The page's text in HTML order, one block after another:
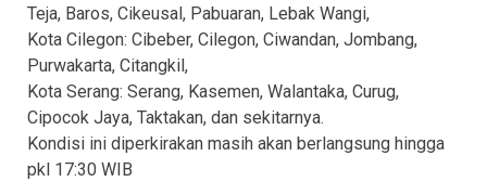
Teja, Baros, Cikeusal, Pabuaran, Lebak Wangi,
Kota Cilegon: Cibeber, Cilegon, Ciwandan, Jombang,
Purwakarta, Citangkil,
Kota Serang: Serang, Kasemen, Walantaka, Curug,
Cipocok Jaya, Taktakan, dan sekitarnya.
Kondisi ini diperkirakan masih akan berlangsung hingga
pkl 17:30 WIB